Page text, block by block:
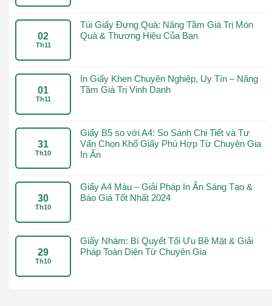
02
Th11
Túi Giấy Đựng Quà: Nâng Tầm Giá Trị Món
Quà & Thương Hiệu Của Bạn
01
Th11
In Giấy Khen Chuyên Nghiệp, Uy Tín – Nâng
Tầm Giá Trị Vinh Danh
31
Th10
Giấy B5 so với A4: So Sánh Chi Tiết và Tư
Vấn Chọn Khổ Giấy Phù Hợp Từ Chuyên Gia
In Ấn
30
Th10
Giấy A4 Màu – Giải Pháp In Ấn Sáng Tạo &
Báo Giá Tốt Nhất 2024
29
Th10
Giấy Nhám: Bí Quyết Tối Ưu Bề Mặt & Giải
Pháp Toàn Diện Từ Chuyên Gia